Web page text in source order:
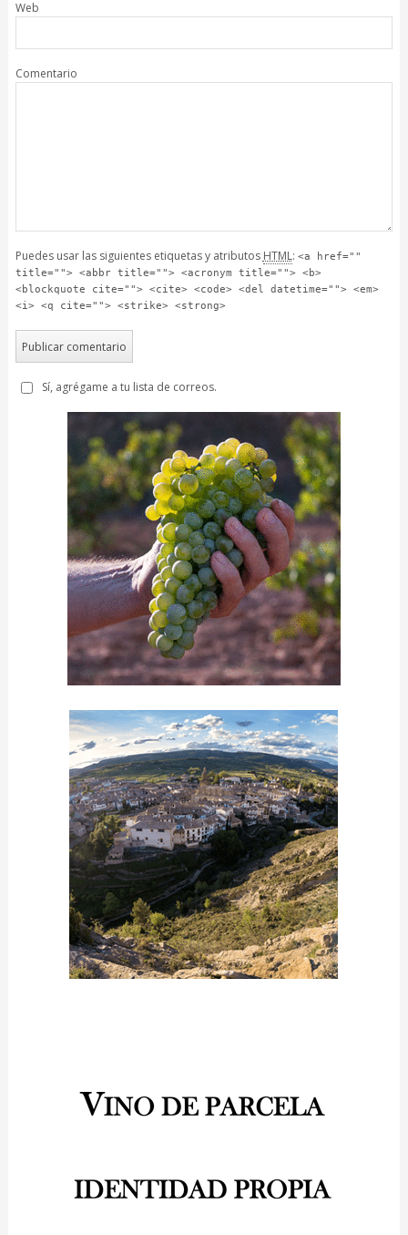
Web
Comentario
Puedes usar las siguientes etiquetas y atributos HTML: <a href=""
title=""> <abbr title=""> <acronym title=""> <b>
<blockquote cite=""> <cite> <code> <del datetime=""> <em>
<i> <q cite=""> <strike> <strong>
Sí, agrégame a tu lista de correos.